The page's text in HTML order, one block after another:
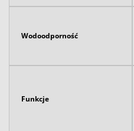
Wodoodporność
Funkcje